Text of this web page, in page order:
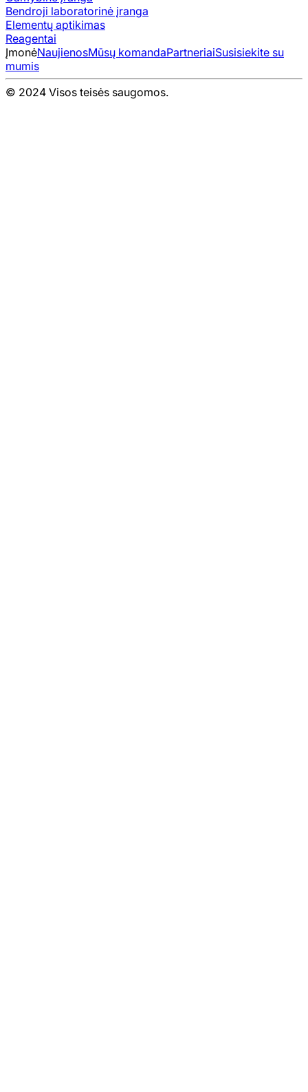
Bendroji laboratorinė įranga
Elementų aptikimas
Reagentai
ĮmonėNaujienosMūsų komandaPartneriaiSusisiekite su
mumis
© 2024 Visos teisės saugomos.